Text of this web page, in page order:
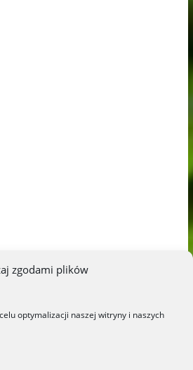
zgodami plików
optymalizacji naszej witryny i naszych